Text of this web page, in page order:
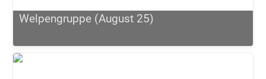
Welpengruppe (August 25)